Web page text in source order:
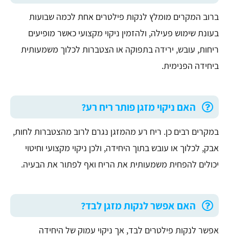
ברוב המקרים מומלץ לנקות פילטרים אחת לכמה שבועות
בעונת שימוש פעילה, ולהזמין ניקוי מקצועי כאשר מופיעים
ריחות, עובש, ירידה בתפוקה או הצטברות לכלוך משמעותית
ביחידה הפנימית.
האם ניקוי מזגן פותר ריח רע?
במקרים רבים כן. ריח רע מהמזגן נגרם לרוב מהצטברות לחות,
אבק, לכלוך או עובש בתוך היחידה, ולכן ניקוי מקצועי וחיטוי
יכולים להפחית משמעותית את הריח ואף לפתור את הבעיה.
האם אפשר לנקות מזגן לבד?
אפשר לנקות פילטרים לבד, אך ניקוי עמוק של היחידה